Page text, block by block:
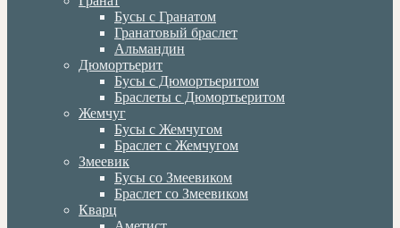
Бусы с Гранатом
Гранатовый браслет
Альмандин
Дюмортьерит
Бусы с Дюмортьеритом
Браслеты с Дюмортьеритом
Жемчуг
Бусы с Жемчугом
Браслет с Жемчугом
Змеевик
Бусы со Змеевиком
Браслет со Змеевиком
Кварц